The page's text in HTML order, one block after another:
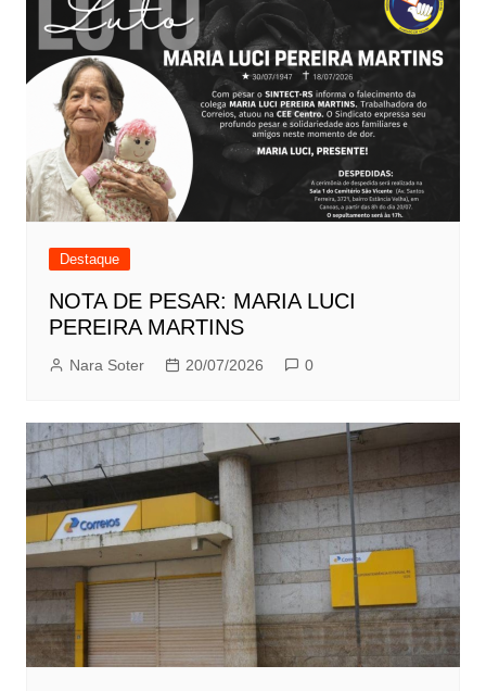
Destaque
NOTA DE PESAR: MARIA LUCI
PEREIRA MARTINS
Nara Soter 20/07/2026 0